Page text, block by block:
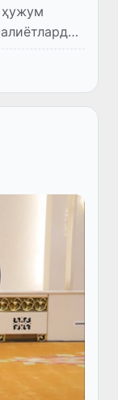
ҳужум